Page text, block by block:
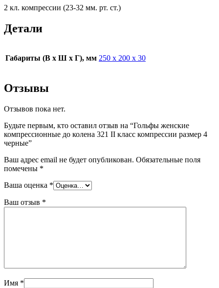
2 кл. компрессии (23-32 мм. рт. ст.)
Детали
Габариты (В х Ш х Г), мм 250 х 200 х 30
Отзывы
Отзывов пока нет.
Будьте первым, кто оставил отзыв на “Гольфы женские
компрессионные до колена 321 II класс компрессии размер 4
черные”
Ваш адрес email не будет опубликован. Обязательные поля
помечены *
Ваша оценка *
Ваш отзыв *
Имя *